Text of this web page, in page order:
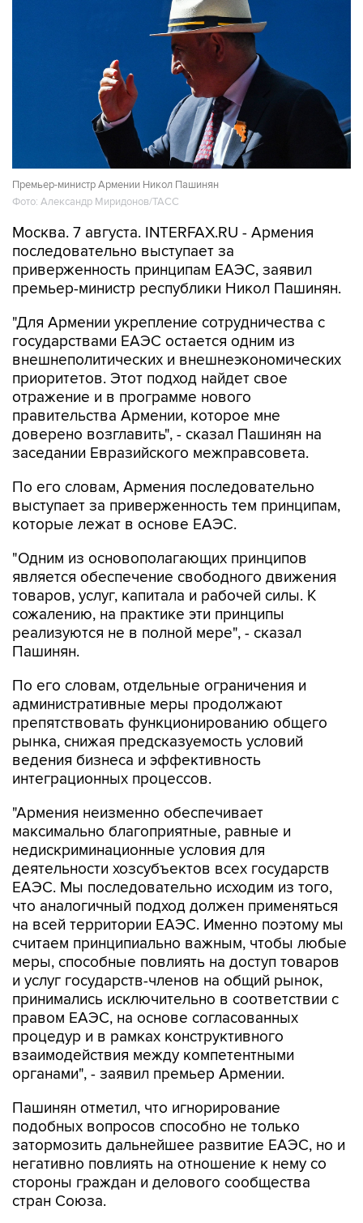
Премьер-министр Армении Никол Пашинян
Фото: Александр Миридонов/ТАСС
Москва. 7 августа. INTERFAX.RU - Армения
последовательно выступает за
приверженность принципам ЕАЭС, заявил
премьер-министр республики Никол Пашинян.
"Для Армении укрепление сотрудничества с
государствами ЕАЭС остается одним из
внешнеполитических и внешнеэкономических
приоритетов. Этот подход найдет свое
отражение и в программе нового
правительства Армении, которое мне
доверено возглавить", - сказал Пашинян на
заседании Евразийского межправсовета.
По его словам, Армения последовательно
выступает за приверженность тем принципам,
которые лежат в основе ЕАЭС.
"Одним из основополагающих принципов
является обеспечение свободного движения
товаров, услуг, капитала и рабочей силы. К
сожалению, на практике эти принципы
реализуются не в полной мере", - сказал
Пашинян.
По его словам, отдельные ограничения и
административные меры продолжают
препятствовать функционированию общего
рынка, снижая предсказуемость условий
ведения бизнеса и эффективность
интеграционных процессов.
"Армения неизменно обеспечивает
максимально благоприятные, равные и
недискриминационные условия для
деятельности хозсубъектов всех государств
ЕАЭС. Мы последовательно исходим из того,
что аналогичный подход должен применяться
на всей территории ЕАЭС. Именно поэтому мы
считаем принципиально важным, чтобы любые
меры, способные повлиять на доступ товаров
и услуг государств-членов на общий рынок,
принимались исключительно в соответствии с
правом ЕАЭС, на основе согласованных
процедур и в рамках конструктивного
взаимодействия между компетентными
органами", - заявил премьер Армении.
Пашинян отметил, что игнорирование
подобных вопросов способно не только
затормозить дальнейшее развитие ЕАЭС, но и
негативно повлиять на отношение к нему со
стороны граждан и делового сообщества
стран Союза.